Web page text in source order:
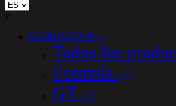
x
CONDUCCIÓN (77)
Todos los
Formula (16)
GT (15)